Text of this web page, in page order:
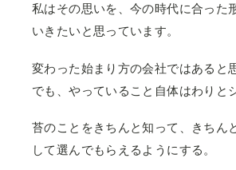
私はその思いを、今の時代に合った
いきたいと思っています。
変わった始まり方の会社ではあると
でも、やっていること自体はわりと
苔のことをきちんと知って、きちん
して選んでもらえるようにする。